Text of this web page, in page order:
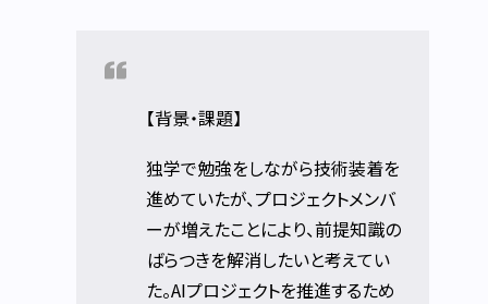
【背景・課題】
独学で勉強をしながら技術装着を
進めていたが、プロジェクトメンバ
ーが増えたことにより、前提知識の
ばらつきを解消したいと考えてい
た。AIプロジェクトを推進するため